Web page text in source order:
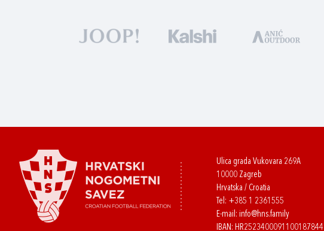
Ulica grada Vukovara 269A
10000 Zagreb
Hrvatska / Croatia
Tel: +385 1 2361555
E-mail: info@hns.family
IBAN: HR2523400091100187844